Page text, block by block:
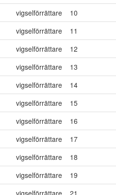
vigselförrättare
10
vigselförrättare
11
vigselförrättare
12
vigselförrättare
13
vigselförrättare
14
vigselförrättare
15
vigselförrättare
16
vigselförrättare
17
vigselförrättare
18
vigselförrättare
19
vigselförrättare
21